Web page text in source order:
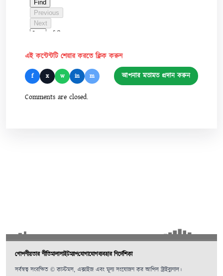
এই কন্টেন্টটি শেয়ার করতে ক্লিক করুন
f x w in m আপনার মতামত প্রদান করুন
Comments are closed.
গোপনীয়তার নীতিমালাসাইটম্যাপযোগাযোগব্যবহার নির্দেশিকা
সর্বস্বত্ব সংরক্ষিত © কাস্টমস, এক্সাইজ এবং মূল্য সংযোজন কর আপিল ট্রাইব্যুনাল।